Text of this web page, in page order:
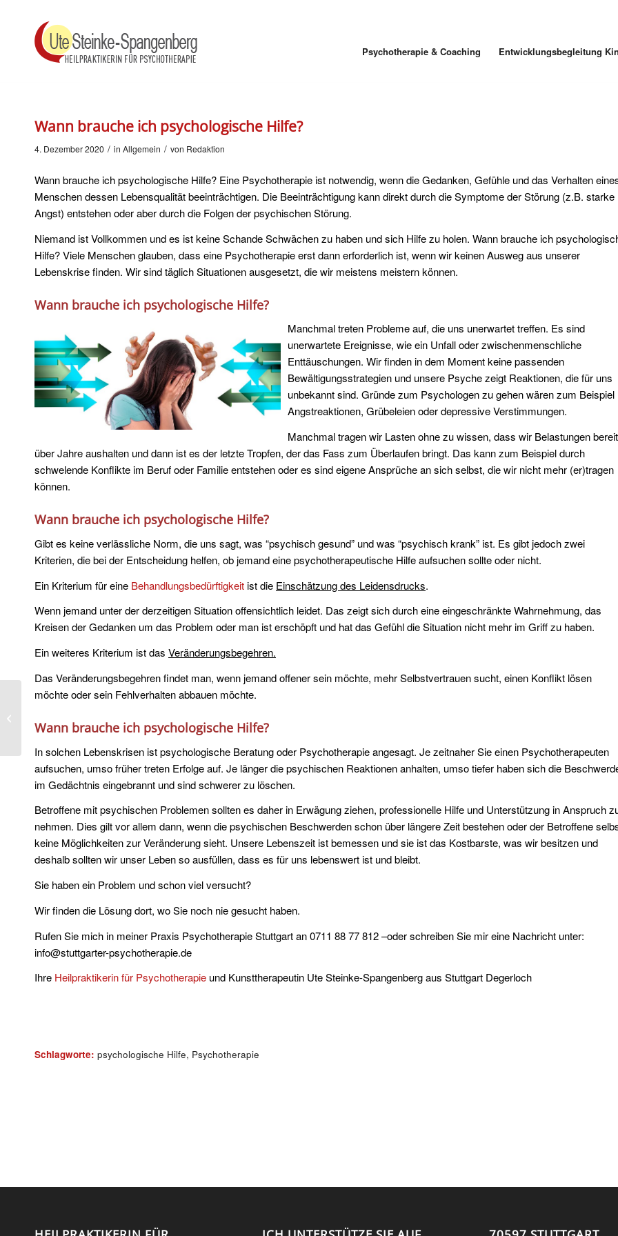
Psychotherapie & Coaching Entwicklungsbegleitung
Wann brauche ich psychologische Hilfe?
4. Dezember 2020 / in Allgemein / von Redaktion
Wann brauche ich psychologische Hilfe? Eine Psychotherapie ist notwendig, wenn die Gedanken, Gefühle und das Verhalten
Menschen dessen Lebensqualität beeinträchtigen. Die Beeinträchtigung kann direkt durch die Symptome der Störung (z.B. starke
Angst) entstehen oder aber durch die Folgen der psychischen Störung.
Niemand ist Vollkommen und es ist keine Schande Schwächen zu haben und sich Hilfe zu holen. Wann brauche ich
Hilfe? Viele Menschen glauben, dass eine Psychotherapie erst dann erforderlich ist, wenn wir keinen Ausweg aus unserer
Lebenskrise finden. Wir sind täglich Situationen ausgesetzt, die wir meistens meistern können.
Wann brauche ich psychologische Hilfe?
Manchmal treten Probleme auf, die uns unerwartet treffen. Es sind
unerwartete Ereignisse, wie ein Unfall oder zwischenmenschliche
Enttäuschungen. Wir finden in dem Moment keine passenden
Bewältigungsstrategien und unsere Psyche zeigt Reaktionen, die für uns
unbekannt sind. Gründe zum Psychologen zu gehen wären zum Beispiel
Angstreaktionen, Grübeleien oder depressive Verstimmungen.
Manchmal tragen wir Lasten ohne zu wissen, dass wir Belastungen
über Jahre aushalten und dann ist es der letzte Tropfen, der das Fass zum Überlaufen bringt. Das kann zum Beispiel durch
schwelende Konflikte im Beruf oder Familie entstehen oder es sind eigene Ansprüche an sich selbst, die wir nicht mehr (er)tragen
können.
Wann brauche ich psychologische Hilfe?
Gibt es keine verlässliche Norm, die uns sagt, was “psychisch gesund” und was “psychisch krank” ist. Es gibt jedoch zwei
Kriterien, die bei der Entscheidung helfen, ob jemand eine psychotherapeutische Hilfe aufsuchen sollte oder nicht.
Ein Kriterium für eine Behandlungsbedürftigkeitist die Einschätzung des Leidensdrucks.
Wenn jemand unter der derzeitigen Situation offensichtlich leidet. Das zeigt sich durch eine eingeschränkte Wahrnehmung, das
Kreisen der Gedanken um das Problem oder man ist erschöpft und hat das Gefühl die Situation nicht mehr im Griff zu haben.
Ein weiteres Kriterium ist das Veränderungsbegehren.
Das Veränderungsbegehren findet man, wenn jemand offener sein möchte, mehr Selbstvertrauen sucht, einen Konflikt lösen
möchte oder sein Fehlverhalten abbauen möchte.
Wann brauche ich psychologische Hilfe?
In solchen Lebenskrisen ist psychologische Beratung oder Psychotherapie angesagt. Je zeitnaher Sie einen Psychotherapeuten
aufsuchen, umso früher treten Erfolge auf. Je länger die psychischen Reaktionen anhalten, umso tiefer haben sich die
im Gedächtnis eingebrannt und sind schwerer zu löschen.
Betroffene mit psychischen Problemen sollten es daher in Erwägung ziehen, professionelle Hilfe und Unterstützung in Anspruch
nehmen. Dies gilt vor allem dann, wenn die psychischen Beschwerden schon über längere Zeit bestehen oder der Betroffene
keine Möglichkeiten zur Veränderung sieht. Unsere Lebenszeit ist bemessen und sie ist das Kostbarste, was wir besitzen und
deshalb sollten wir unser Leben so ausfüllen, dass es für uns lebenswert ist und bleibt.
Sie haben ein Problem und schon viel versucht?
Wir finden die Lösung dort, wo Sie noch nie gesucht haben.
Rufen Sie mich in meiner Praxis Psychotherapie Stuttgart an 0711 88 77 812 –oder schreiben Sie mir eine Nachricht unter:
info@stuttgarter-psychotherapie.de
Ihre Heilpraktikerin für Psychotherapie und Kunsttherapeutin Ute Steinke-Spangenberg aus Stuttgart Degerloch
Schlagworte: psychologische Hilfe, Psychotherapie
Psychotherapie